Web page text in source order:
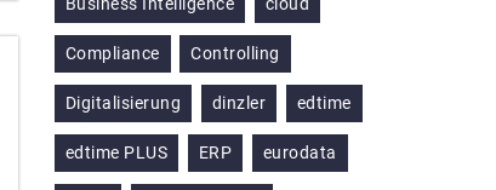
Compliance Controlling
Digitalisierung dinzler edtime
edtime PLUS ERP eurodata